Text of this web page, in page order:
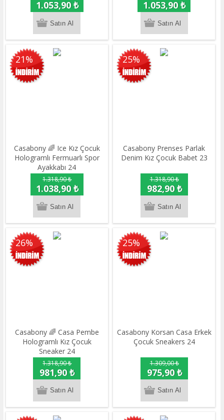
1.053,90 ₺ 1.053,90 ₺
21%
Casabony 🌈 Ice Kız Çocuk
Hologramlı Fermuarlı Spor
Ayakkabı 24
1.318,90 ₺
1.038,90 ₺
25%
Casabony Prenses Parlak
Denim Kız Çocuk Babet 23
1.318,90 ₺
982,90 ₺
26%
Casabony 🌈 Casa Pembe
Hologramlı Kız Çocuk
Sneaker 24
1.318,90 ₺
981,90 ₺
25%
Casabony Korsan Casa Erkek
Çocuk Sneakers 24
1.309,00 ₺
975,90 ₺